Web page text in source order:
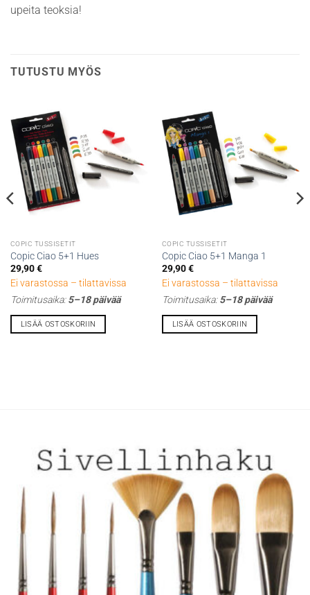
upeita teoksia!
TUTUSTU MYÖS
COPIC TUSSISETIT
Copic Ciao 5+1 Hues
29,90€
Ei varastossa – tilattavissa
Toimitusaika:5–18 päivää
LISÄÄ OSTOSKORIIN
COPIC TUSSISETIT
Copic Ciao 5+1 Manga 1
29,90€
Ei varastossa – tilattavissa
Toimitusaika:5–18 päivää
LISÄÄ OSTOSKORIIN